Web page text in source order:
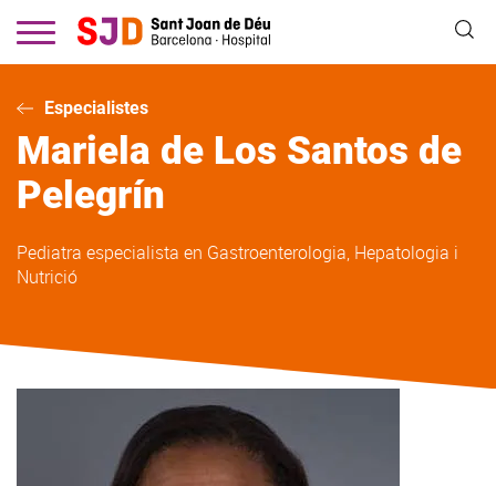
contingut
Especialistes
Mariela de Los Santos de
Pelegrín
Pediatra especialista en Gastroenterologia, Hepatologia i
Nutrició